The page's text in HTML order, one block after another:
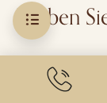
Bleiben
ABONNIEREN